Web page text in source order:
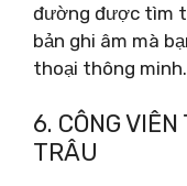
đường được tìm
bản ghi âm mà
thoại thông minh.
6. CÔNG
TRÂU